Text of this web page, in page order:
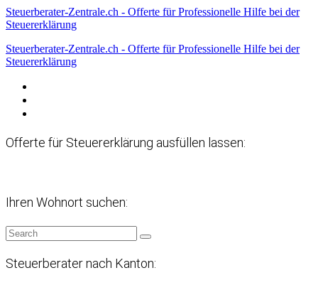
Steuerberater-Zentrale.ch - Offerte für Professionelle Hilfe bei der
Steuererklärung
Steuerberater-Zentrale.ch - Offerte für Professionelle Hilfe bei der
Steuererklärung
Offerte für Steuererklärung ausfüllen lassen:
Ihren Wohnort suchen:
Steuerberater nach Kanton: